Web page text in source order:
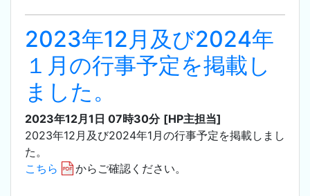
2023年12月及び2024年
１月の行事予定を掲載し
ました。
2023年12月1日 07時30分 [HP主担当]
2023年12月及び2024年1月の行事予定を掲載しまし
た。
こちら
からご確認ください。